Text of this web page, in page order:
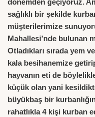
sağlıklı bir şekilde
müşterilerimize
Mahallesi’nde bulunan
Otladıkları sırada yem
kala besihanemize
hayvanın eti de
küçük olan yani
büyükbaş bir
rahatlıkla 4 kişi kurban